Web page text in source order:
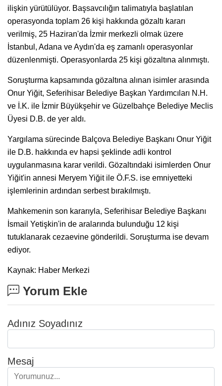
ilişkin yürütülüyor. Başsavcılığın talimatıyla başlatılan
operasyonda toplam 26 kişi hakkında gözaltı kararı
verilmiş, 25 Haziran'da İzmir merkezli olmak üzere
İstanbul, Adana ve Aydın'da eş zamanlı operasyonlar
düzenlenmişti. Operasyonlarda 25 kişi gözaltına alınmıştı.
Soruşturma kapsamında gözaltına alınan isimler arasında
Onur Yiğit, Seferihisar Belediye Başkan Yardımcıları N.H.
ve İ.K. ile İzmir Büyükşehir ve Güzelbahçe Belediye Meclis
Üyesi D.B. de yer aldı.
Yargılama sürecinde Balçova Belediye Başkanı Onur Yiğit
ile D.B. hakkında ev hapsi şeklinde adli kontrol
uygulanmasına karar verildi. Gözaltındaki isimlerden Onur
Yiğit'in annesi Meryem Yiğit ile Ö.F.S. ise emniyetteki
işlemlerinin ardından serbest bırakılmıştı.
Mahkemenin son kararıyla, Seferihisar Belediye Başkanı
İsmail Yetişkin'in de aralarında bulunduğu 12 kişi
tutuklanarak cezaevine gönderildi. Soruşturma ise devam
ediyor.
Kaynak: Haber Merkezi
Yorum Ekle
Adınız Soyadınız
Mesaj